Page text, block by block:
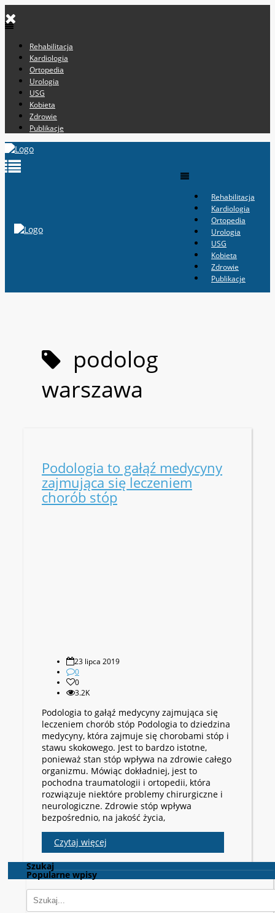
Rehabilitacja
Kardiologia
Ortopedia
Urologia
USG
Kobieta
Zdrowie
Publikacje
Rehabilitacja
Kardiologia
Ortopedia
Urologia
USG
Kobieta
Zdrowie
Publikacje
podolog
warszawa
Podologia to gałąź medycyny
zajmująca się leczeniem
chorób stóp
23 lipca 2019
0
0
3.2K
Podologia to gałąź medycyny zajmująca się
leczeniem chorób stóp Podologia to dziedzina
medycyny, która zajmuje się chorobami stóp i
stawu skokowego. Jest to bardzo istotne,
ponieważ stan stóp wpływa na zdrowie całego
organizmu. Mówiąc dokładniej, jest to
pochodna traumatologii i ortopedii, która
rozwiązuje niektóre problemy chirurgiczne i
neurologiczne. Zdrowie stóp wpływa
bezpośrednio, na jakość życia,
Czytaj więcej
Szukaj
Popularne wpisy